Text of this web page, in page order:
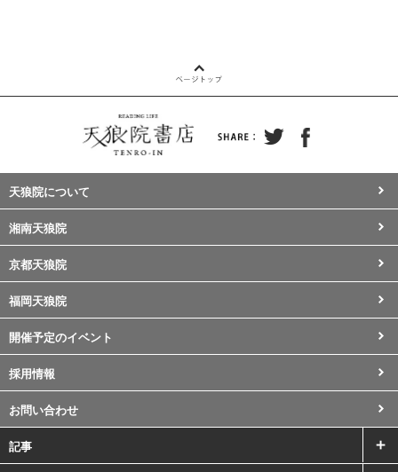
天狼院について
湘南天狼院
京都天狼院
福岡天狼院
開催予定のイベント
採用情報
お問い合わせ
記事